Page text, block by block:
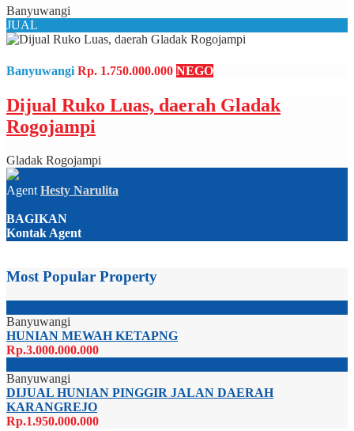
Banyuwangi
JUAL
Banyuwangi Rp. 1.750.000.000 NEGO
Dijual Ruko Luas, daerah Gladak
Rogojampi
Gladak Rogojampi
Agent Hesty Narulita
BAGIKAN
Kontak Agent
Most Popular Property
Banyuwangi
HUNIAN MEWAH KETAPNG
Rp.3.000.000.000
Banyuwangi
DIJUAL HUNIAN PINGGIR JALAN DAERAH
KARANGREJO
Rp.1.950.000.000